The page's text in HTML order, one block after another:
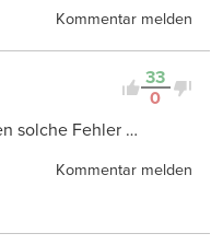
Kommentar melden
33
0
solche Fehler …
Kommentar melden